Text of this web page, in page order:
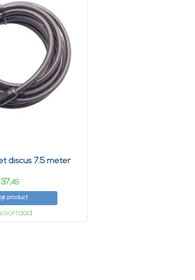
discus 7.5 meter
37,45
product